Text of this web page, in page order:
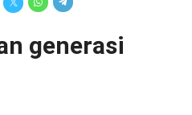
generasi